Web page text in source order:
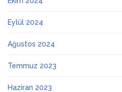
Eylül 2024
Ağustos 2024
Temmuz 2023
Haziran 2023